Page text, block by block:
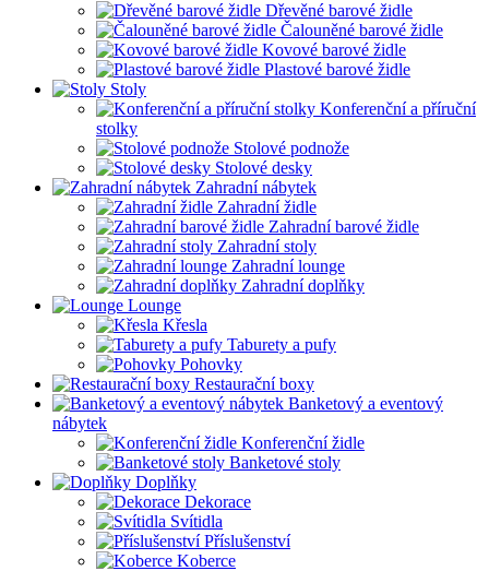
Dřevěné barové židle
Čalouněné barové židle
Kovové barové židle
Plastové barové židle
Stoly
Konferenční a příruční
stolky
Stolové podnože
Stolové desky
Zahradní nábytek
Zahradní židle
Zahradní barové židle
Zahradní stoly
Zahradní lounge
Zahradní doplňky
Lounge
Křesla
Taburety a pufy
Pohovky
Restaurační boxy
Banketový a eventový
nábytek
Konferenční židle
Banketové stoly
Doplňky
Dekorace
Svítidla
Příslušenství
Koberce